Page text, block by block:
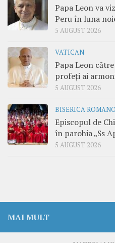
Papa Leon va
Peru în luna
5 AUGUST 2026
VATICAN
Papa Leon
profeți ai
5 AUGUST 2026
BISERICA
Episcopul de
în parohia „Ss
5 AUGUST 2026
MAI MULT